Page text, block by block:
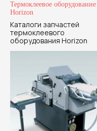
Термоклеевое оборудование
Horizon
Каталоги запчастей
термоклеевого
оборудования Horizon